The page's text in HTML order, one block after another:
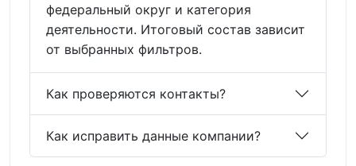
федеральный округ и категория
деятельности. Итоговый состав зависит
от выбранных фильтров.
Как проверяются контакты?
Как исправить данные компании?